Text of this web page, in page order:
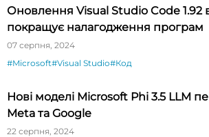
Оновлення Visual Studio Code 1.92
покращує налагодження програм
07 серпня, 2024
#Microsoft#Visual Studio#Код
Нові моделі Microsoft Phi 3.5 LLM
Meta та Google
22 серпня, 2024